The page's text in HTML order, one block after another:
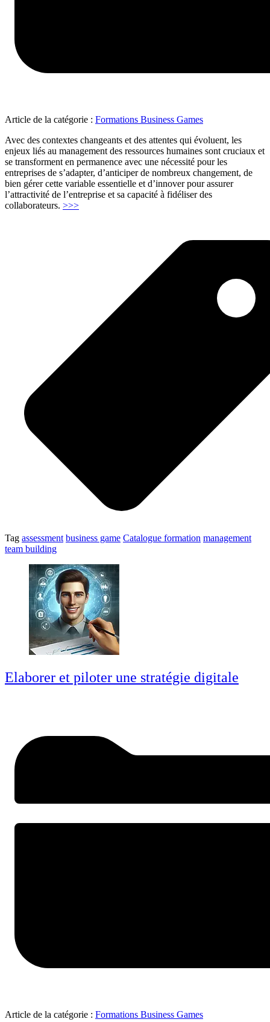
Article de la catégorie : Formations Business Games
Avec des contextes changeants et des attentes qui évoluent, les
enjeux liés au management des ressources humaines sont cruciaux et
se transforment en permanence avec une nécessité pour les
entreprises de s’adapter, d’anticiper de nombreux changement, de
bien gérer cette variable essentielle et d’innover pour assurer
l’attractivité de l’entreprise et sa capacité à fidéliser des
collaborateurs. >>>"Politique
Tag assessment business game Catalogue formation management
team building
Elaborer et piloter une stratégie digitale
Article de la catégorie : Formations Business Games